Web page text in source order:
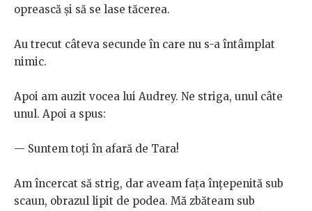
oprească și să se lase tăcerea.
Au trecut câteva secunde în care nu s-a întâmplat
nimic.
Apoi am auzit vocea lui Audrey. Ne striga, unul câte
unul. Apoi a spus:
— Suntem toți în afară de Tara!
Am încercat să strig, dar aveam fața înțepenită sub
scaun, obrazul lipit de podea. Mă zbăteam sub